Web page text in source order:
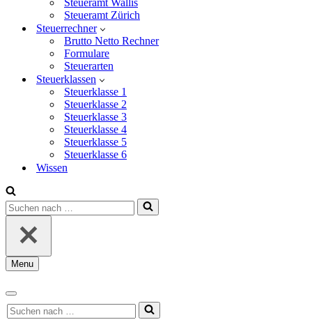
Steueramt Wallis
Steueramt Zürich
Steuerrechner
Brutto Netto Rechner
Formulare
Steuerarten
Steuerklassen
Steuerklasse 1
Steuerklasse 2
Steuerklasse 3
Steuerklasse 4
Steuerklasse 5
Steuerklasse 6
Wissen
Suchen
nach …
Menu
Navigationsmenü
Navigationsmenü
Suchen
nach …